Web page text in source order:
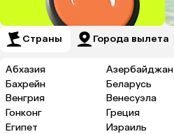
Страны Города вылета
Абхазия Азербайджан
Бахрейн
Беларусь
Венгрия
Венесуэла
Гонконг
Греция
Египет
Израиль